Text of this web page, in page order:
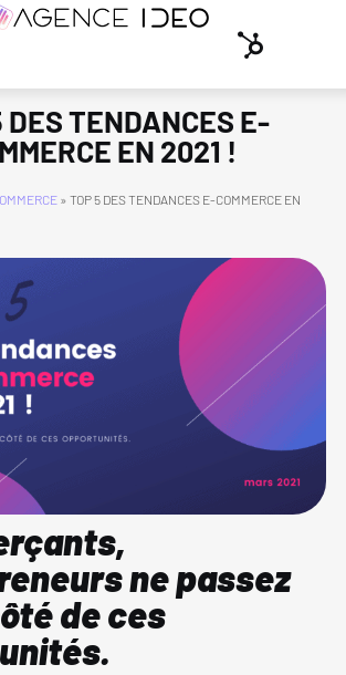
DES TENDANCES E-
EN 2021 !
» TOP 5 DES TENDANCES E-COMMERCE EN
ne passez
de ces